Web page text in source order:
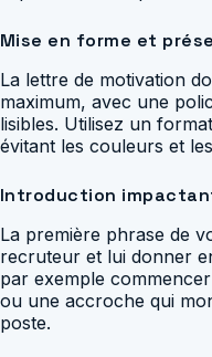
Mise en forme et
La lettre de motivation
maximum, avec une
lisibles. Utilisez un
évitant les couleurs et
Introduction
La première phrase de
recruteur et lui donner
par exemple
ou une accroche qui
poste.